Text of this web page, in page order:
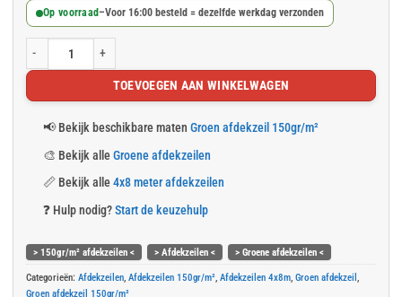
Op voorraad –Voor 16:00 besteld = dezelfde werkdag verzonden
Groen afdekzeil 4x8m 150gr/m² aantal
TOEVOEGEN AAN WINKELWAGEN
📢 Bekijk beschikbare maten Groen afdekzeil 150gr/m²
🎨 Bekijk alleGroene afdekzeilen
📏 Bekijk alle 4x8 meter afdekzeilen
❓ Hulp nodig? Start de keuzehulp
> 150gr/m² afdekzeilen < > Afdekzeilen <
> Groene afdekzeilen <
Categorieën: Afdekzeilen Afdekzeilen 150gr/m² Afdekzeilen 4x8m Groen afdekzeil
Groen afdekzeil 150gr/m²